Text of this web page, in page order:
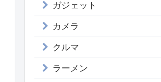
ガジェット
カメラ
クルマ
ラーメン